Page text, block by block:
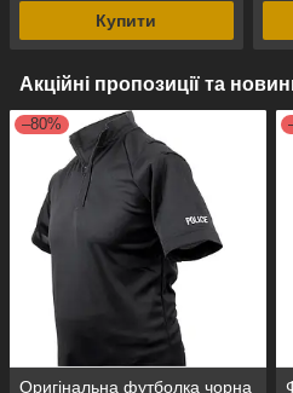
Купити
Акційні пропозиції та
–80%
Оригінальна футболка чорна